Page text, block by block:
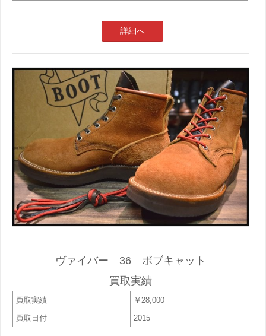
詳細へ
ヴァイバー 36 ボブキャット
買取実績
買取実績
￥28,000
買取日付
2015